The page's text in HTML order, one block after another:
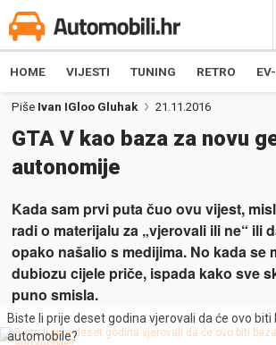
HOME VIJESTI TUNING RETRO
Piše Ivan IGloo Gluhak 21.11.2016
GTA V kao baza za novu
autonomije
Kada sam prvi puta čuo ovu vijest,
radi o materijalu za „vjerovali ili ne“ ili
opako našalio s medijima. No kada se
dubiozu cijele priče, ispada kako sve
puno smisla.
Biste li prije deset godina vjerovali da će ovo
automobile?